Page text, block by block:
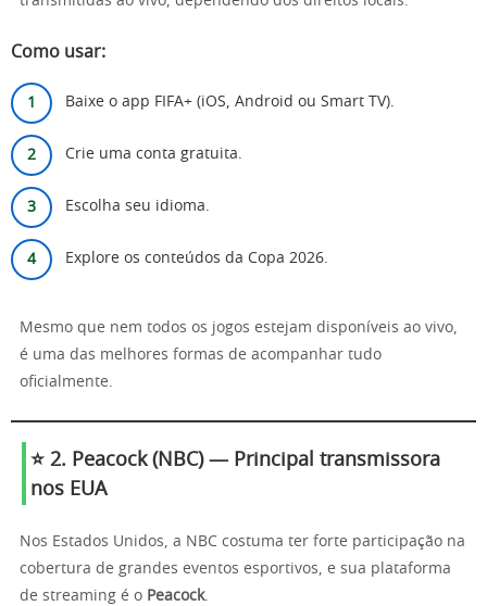
Como usar:
Baixe o app FIFA+ (iOS, Android ou Smart TV).
Crie uma conta gratuita.
Escolha seu idioma.
Explore os conteúdos da Copa 2026.
Mesmo que nem todos os jogos estejam disponíveis ao vivo,
é uma das melhores formas de acompanhar tudo
oficialmente.
⭐ 2. Peacock (NBC) — Principal transmissora
nos EUA
Nos Estados Unidos, a NBC costuma ter forte participação na
cobertura de grandes eventos esportivos, e sua plataforma
de streaming é o Peacock.